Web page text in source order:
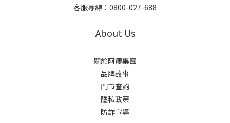
客服專線： 0800-027-688
About Us
關於阿瘦集團
品牌故事
門市查詢
隱私政策
防詐宣導